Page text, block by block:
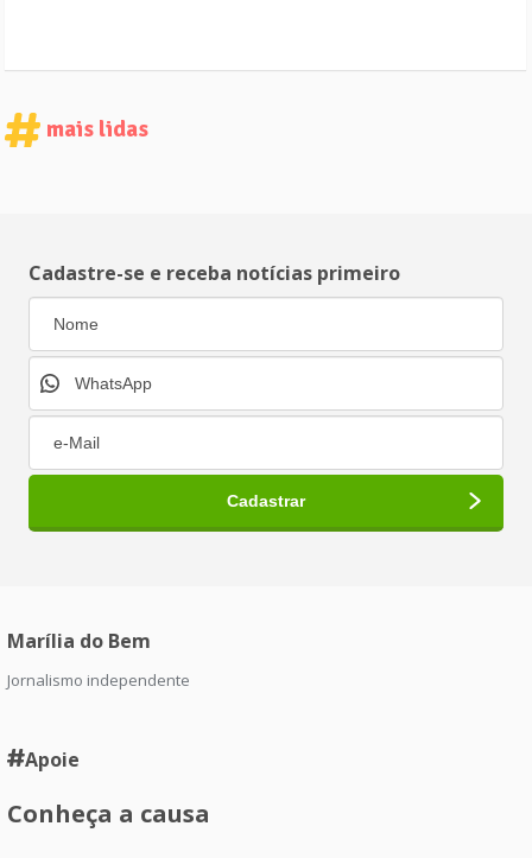
mais lidas
Cadastre-se e receba notícias primeiro
Marília do Bem
Jornalismo independente
Apoie
Conheça a causa